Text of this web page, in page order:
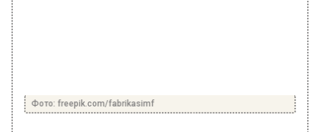
Фото: freepik.com/fabrikasimf